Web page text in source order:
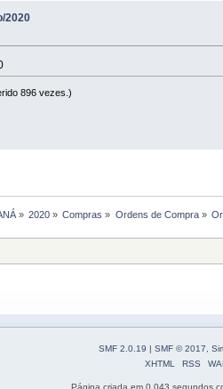
2020
896 vezes.)
» 2020 » Compras » Ordens de Compra»
SMF 2.0.19 | SMF © 2017
XHTML
RSS
Página criada em 0.043 segundos